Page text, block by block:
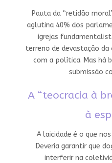
Pauta da “retidão
aglutina 40% dos
igrejas
terreno de devastação da
com a política. Mas há
submissão
A “teocracia à
à
A laicidade é o que
Deveria garantir que
interferir na